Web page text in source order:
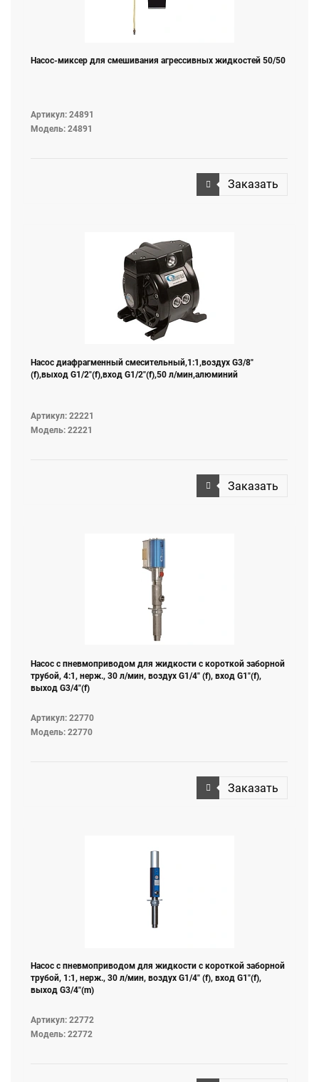
Насос-миксер для смешивания агрессивных жидкостей 50/50
Артикул: 24891
Модель: 24891
Заказать
Насос диафрагменный смесительный,1:1,воздух G3/8"
(f),выход G1/2"(f),вход G1/2"(f),50 л/мин,алюминий
Артикул: 22221
Модель: 22221
Заказать
Насос с пневмоприводом для жидкости с короткой заборной
трубой, 4:1, нерж., 30 л/мин, воздух G1/4" (f), вход G1"(f),
выход G3/4"(f)
Артикул: 22770
Модель: 22770
Заказать
Насос с пневмоприводом для жидкости с короткой заборной
трубой, 1:1, нерж., 30 л/мин, воздух G1/4" (f), вход G1"(f),
выход G3/4"(m)
Артикул: 22772
Модель: 22772